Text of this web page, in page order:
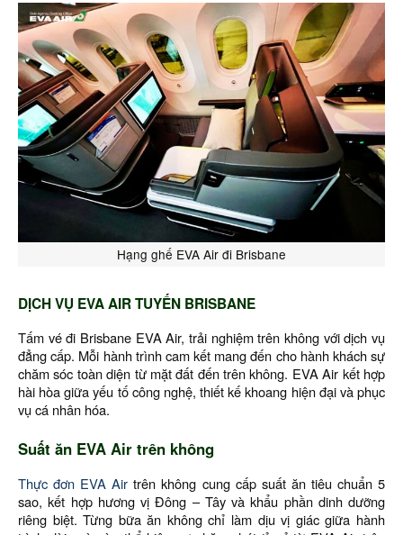
Hạng ghế EVA Air đi Brisbane
DỊCH VỤ EVA AIR TUYẾN BRISBANE
Tấm vé đi Brisbane EVA Air, trải nghiệm trên không với dịch vụ
đẳng cấp. Mỗi hành trình cam kết mang đến cho hành khách sự
chăm sóc toàn diện từ mặt đất đến trên không. EVA Air kết hợp
hài hòa giữa yếu tố công nghệ, thiết kế khoang hiện đại và phục
vụ cá nhân hóa.
Suất ăn EVA Air trên không
Thực đơn EVA Air trên không cung cấp suất ăn tiêu chuẩn 5
sao, kết hợp hương vị Đông – Tây và khẩu phần dinh dưỡng
riêng biệt. Từng bữa ăn không chỉ làm dịu vị giác giữa hành